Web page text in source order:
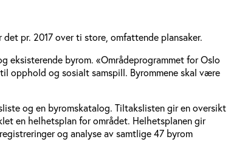
pr. 2017 over ti store, omfattende plansaker.
byrom. «Områdeprogrammet for Oslo
opphold og sosialt samspill. Byrommene skal være
og en byromskatalog. Tiltakslisten gir en oversikt
en helhetsplan for området. Helhetsplanen gir
og analyse av samtlige 47 byrom